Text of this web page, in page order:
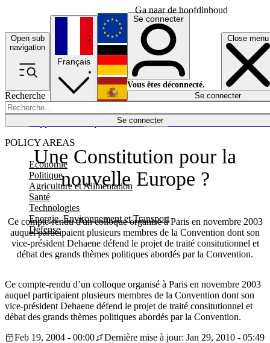
Ga naar de hoofdinhoud
Open sub
navigation
Close menu
Recherche
Se connecter
POLICY AREAS
Economie
Politique
Agriculture et Alimentation
Santé
Technologies
Energie, Environnement et Transport
Défense
Économie
Français
English
Deutsch
Español
Se connecter
Vous êtes déconnecté.
Se connecter
Une Constitution pour la
nouvelle Europe ?
Ce compte-rendu d'un colloque organisé à Paris en novembre 2003
auquel participaient plusieurs membres de la Convention dont son
vice-président Dehaene défend le projet de traité consitutionnel et
débat des grands thèmes politiques abordés par la Convention.
Ce compte-rendu d’un colloque organisé à Paris en novembre 2003
auquel participaient plusieurs membres de la Convention dont son
vice-président Dehaene défend le projet de traité consitutionnel et
débat des grands thèmes politiques abordés par la Convention.
Feb 19, 2004 - 00:00
Dernière mise à jour: Jan 29, 2010 - 05:49